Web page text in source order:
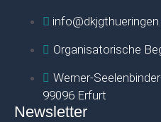
Organisatorische
Werner-
99096 Erfurt
Newsletter